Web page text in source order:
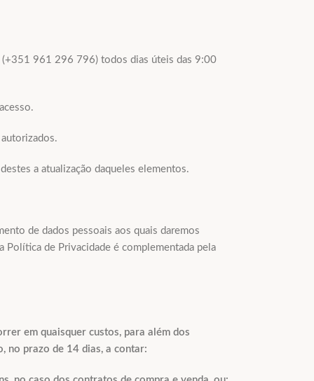
(+351 961 296 796) todos dias úteis das 9:00
a atualização daqueles elementos.
de dados pessoais aos quais daremos
de Privacidade é complementada pela
em quaisquer custos, para além dos
no prazo de 14 dias, a contar: